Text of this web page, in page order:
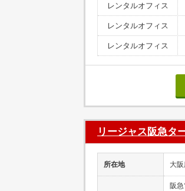
レンタルオフィス
レンタルオフィス
レンタルオフィス
リージャス阪急タ
所在地 大
阪